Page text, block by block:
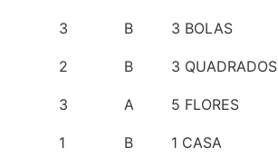
3 B 3 BOLAS
2 B 3 QUADRADOS
3 A 5 FLORES
1 B 1 CASA